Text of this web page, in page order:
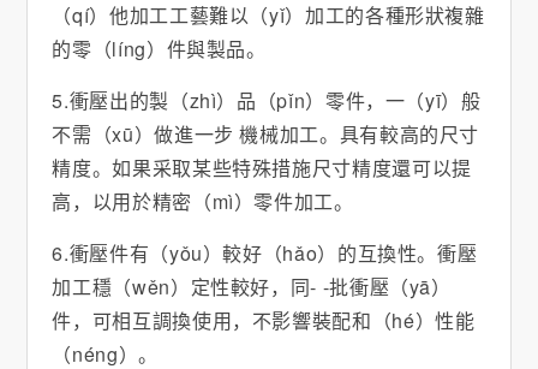
（qí）他加工工藝難以（yǐ）加工的各種形狀複雜
的零（líng）件與製品。
5.衝壓出的製（zhì）品（pǐn）零件，一（yī）般
不需（xū）做進一步 機械加工。具有較高的尺寸
精度。如果采取某些特殊措施尺寸精度還可以提
高，以用於精密（mì）零件加工。
6.衝壓件有（yǒu）較好（hǎo）的互換性。衝壓
加工穩（wěn）定性較好，同- -批衝壓（yā）
件，可相互調換使用，不影響裝配和（hé）性能
（néng）。